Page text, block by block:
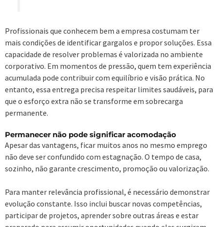
Profissionais que conhecem bem a empresa costumam ter
mais condições de identificar gargalos e propor soluções. Essa
capacidade de resolver problemas é valorizada no ambiente
corporativo. Em momentos de pressão, quem tem experiência
acumulada pode contribuir com equilíbrio e visão prática. No
entanto, essa entrega precisa respeitar limites saudáveis, para
que o esforço extra não se transforme em sobrecarga
permanente.
Permanecer não pode significar acomodação
Apesar das vantagens, ficar muitos anos no mesmo emprego
não deve ser confundido com estagnação. O tempo de casa,
sozinho, não garante crescimento, promoção ou valorização.
Para manter relevância profissional, é necessário demonstrar
evolução constante. Isso inclui buscar novas competências,
participar de projetos, aprender sobre outras áreas e estar